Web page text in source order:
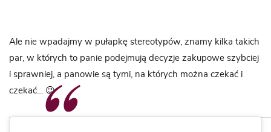
Ale nie wpadajmy w pułapkę stereotypów, znamy kilka takich
par, w których to panie podejmują decyzje zakupowe szybciej
i sprawniej, a panowie są tymi, na których można czekać i
czekać… 😉